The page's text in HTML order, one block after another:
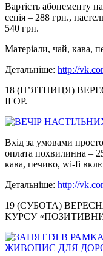
Вартість абонементу
сепія – 288 грн.,
540 грн.
Матеріали, чай, кава,
Детальніше: http://
18 (П’ЯТНИЦЯ)
ІГОР.
Вхід за умовами
оплата похвилинна –
кава, печиво, wi-fi
Детальніше: http://
19 (СУБОТА)
КУРСУ